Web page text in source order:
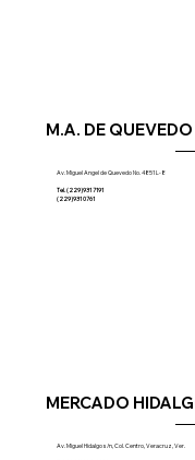
M.A. DE QUEVEDO
Av. Miguel Angel de Quevedo No. 4851 L-8
Tel. (229)931 7191
(229)931 0761
MERCADO
Av. Miguel Hidalgo s/n, Col. Centro, Veracruz, Ver.